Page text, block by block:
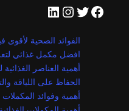
فيسبوك تويتر إنستجرام لينكد إن
الفوائد الصحية
افضل مكمل غذائي
أهمية العناصر
الحفاظ على اللياقة
أهمية وفوائد